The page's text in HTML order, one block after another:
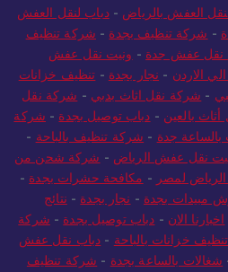
العفش بالرياض -دباب لنقل العفش
- شركة تنظيف بجدة - شركة تنظيف
نقل عفش جدة - ونيت نقل عفش
الاردن - نجار بجدة - تنظيف خزانات
- شركة نقل اثاث بدبي - شركة نقل
بالعين - دباب توصيل بجدة - شركة
بالساعة جدة - شركة تنظيف بالباحة -
نقل عفش الرياض - شركة شحن من
لمصر - مكافحة حشرات بجدة -
مبيدات بجدة - نجار بجدة - نتائج
اخبارنا الان - دباب توصيل بجدة - شركة
خزانات بالباحة - دباب نقل عفش
شغالات بالساعة بجدة - شركة تنظيف